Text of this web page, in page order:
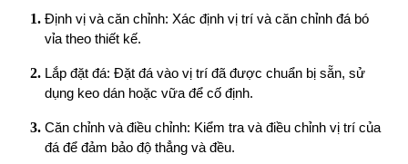
Định vị và căn chỉnh: Xác định vị trí và căn chỉnh đá bó
vỉa theo thiết kế.
Lắp đặt đá: Đặt đá vào vị trí đã được chuẩn bị sẵn, sử
dụng keo dán hoặc vữa để cố định.
Căn chỉnh và điều chỉnh: Kiểm tra và điều chỉnh vị trí của
đá để đảm bảo độ thẳng và đều.